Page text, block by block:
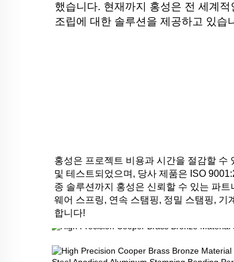
했습니다. 현재까지 홍성은 전 세계
조립에 대한 솔루션을 제공하고 있습
홍성은 프로젝트 비용과 시간을 절감할 수
및 테스트되었으며, 당사 제품은 ISO
종 솔루션까지 홍성은 신뢰할 수 있는 파
웨어 스프링, 연속 스탬핑, 정밀 스탬핑,
합니다!